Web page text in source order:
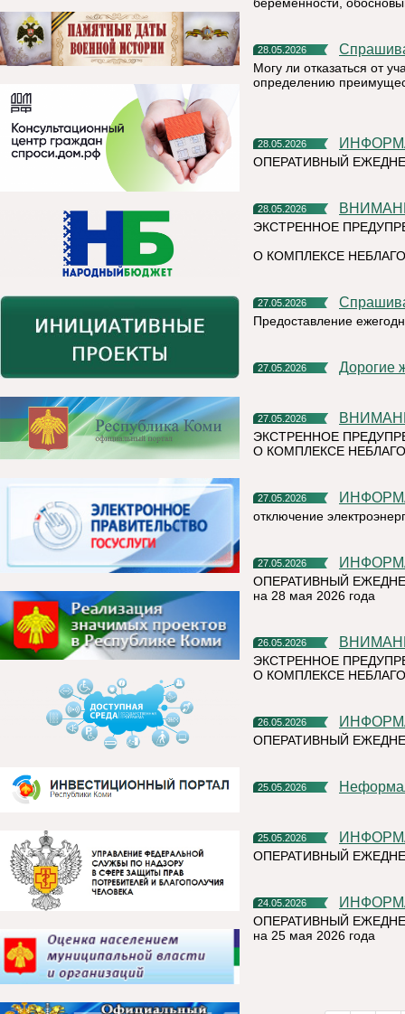
28.05.2026
Могу ли отказаться от
определению
28.05.2026
ОПЕРАТИВНЫЙ
28.05.2026
ЭКСТРЕННОЕ
О КОМПЛЕКСЕ
27.05.2026
Предоставление
27.05.2026 Дорогие
27.05.2026
ЭКСТРЕННОЕ
О КОМПЛЕКСЕ
27.05.2026
отключение
27.05.2026
ОПЕРАТИВНЫЙ
на 28 мая 2026 года
26.05.2026
ЭКСТРЕННОЕ
О КОМПЛЕКСЕ
26.05.2026
ОПЕРАТИВНЫЙ
25.05.2026
25.05.2026
ОПЕРАТИВНЫЙ
24.05.2026
ОПЕРАТИВНЫЙ
на 25 мая 2026 года